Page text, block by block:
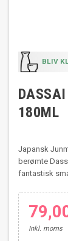
BLIV
180ML
Japansk
berømte
fantastisk
Inkl. moms